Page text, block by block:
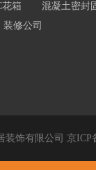
花箱
混凝土密封
装修公司
装饰有限公司 京ICP